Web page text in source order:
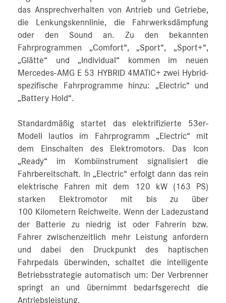
das Ansprechverhalten von Antrieb und Getriebe,
die Lenkungskennlinie, die Fahrwerksdämpfung
oder den Sound an. Zu den bekannten
Fahrprogrammen „Comfort“, „Sport“, „Sport+“,
„Glätte“ und „Individual“ kommen im neuen
Mercedes-AMG E 53 HYBRID 4MATIC+ zwei Hybrid-
spezifische Fahrprogramme hinzu: „Electric“ und
„Battery Hold“.
Standardmäßig startet das elektrifizierte 53er-
Modell lautlos im Fahrprogramm „Electric“ mit
dem Einschalten des Elektromotors. Das Icon
„Ready“ im Kombiinstrument signalisiert die
Fahrbereitschaft. In „Electric“ erfolgt dann das rein
elektrische Fahren mit dem 120 kW (163 PS)
starken Elektromotor mit bis zu über
100 Kilometern Reichweite. Wenn der Ladezustand
der Batterie zu niedrig ist oder Fahrerin bzw.
Fahrer zwischenzeitlich mehr Leistung anfordern
und dabei den Druckpunkt des haptischen
Fahrpedals überwinden, schaltet die intelligente
Betriebsstrategie automatisch um: Der Verbrenner
springt an und übernimmt bedarfsgerecht die
Antriebsleistung.